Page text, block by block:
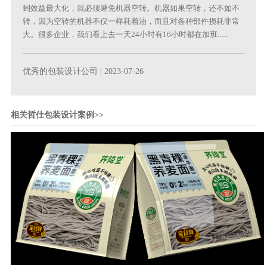
到效益最大化，就必须避免机器空转。机器如果空转，还不如不
转，因为空转的机器不仅一样耗着油，而且对各种部件损耗非常
大。很多企业，我们看上去一天24小时有16小时都在加班......
优秀的包装设计公司 | 2023-07-26
相关哲仕包装设计案例>>